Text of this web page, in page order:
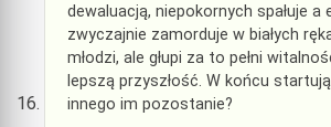
dewaluacją, niepokornych spałuje a
zwyczajnie zamorduje w białych
młodzi, ale głupi za to pełni
lepszą przyszłość. W końcu
innego im pozostanie?